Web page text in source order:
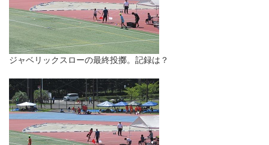
ジャベリックスローの最終投擲。記録は？